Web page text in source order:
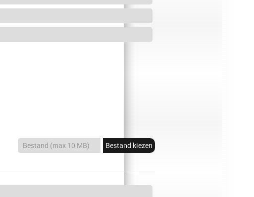
Bestand kiezen